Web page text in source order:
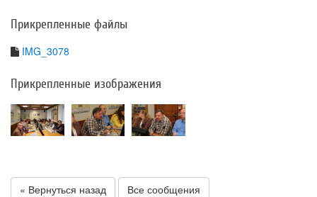
Прикрепленные файлы
IMG_3078
Прикрепленные изображения
« Вернуться назад Все сообщения